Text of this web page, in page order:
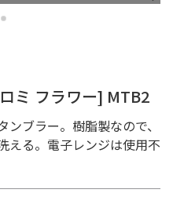
2
ミ フラワー] MTB2
ブラー。樹脂製なので、
える。電子レンジは使用不